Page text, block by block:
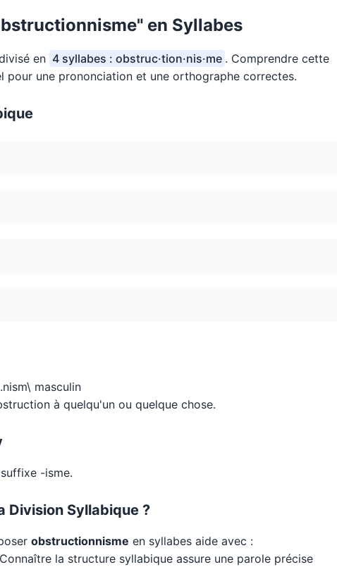
en Syllabes
en 4 syllabes : obstruc·tion·nis·me . Comprendre cette
pour une prononciation et une orthographe correctes.
masculin
à quelqu'un ou quelque chose.
-isme.
Division Syllabique ?
obstructionnisme en syllabes aide avec :
la structure syllabique assure une parole précise